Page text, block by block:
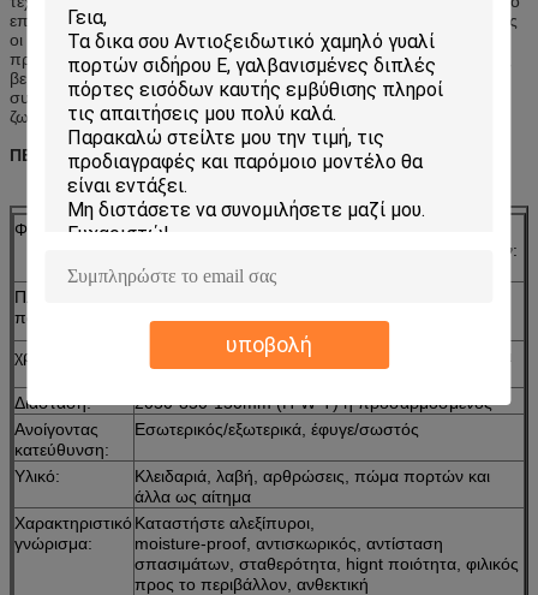
υποβολή
επίπεδο σταθμών δοκιμής ακριβώς και έπειτα πιστοποιούν ότι όλες
οι ανοχές και αποκαλύπτουν είναι στην ευθυγράμμιση και στην
προδιαγραφή. Αυτό το πρόσθετο βήμα στη διαδικασία παραγωγής
βεβαιώνει τους πελάτες μας μια άνευ ραφής εγκατάσταση και μια
συνεπής ποιότητα. Αυτές οι πόρτες χτίζονται για να διαρκέσουν τη
ζωή του σπιτιού σας!
ΠΕΡΙΓΡΑΦΗ ΠΡΟΪΟΝΤΩΝ
Φύλλο πορτών:HDF+solid ξύλινη +natural ξύλινη ζωγραφική
καπλαμάδων +PU έλατου, πάχος φύλλων πορτών:
45mm
Πλαίσιο
πορτών:
wood+painting, πάχος πλαισίων πορτών: 40mm
χρώμα:
Sapele, μαύρο ξύλο καρυδιάς, κεράσι, δρύινος και
Διάσταση:
2050*850*150mm (H*W*T) ή προσαρμοσμένος
Ανοίγοντας
κατεύθυνση:
Εσωτερικός/εξωτερικά, έφυγε/σωστός
Υλικό:
Κλειδαριά, λαβή, αρθρώσεις, πώμα πορτών και
άλλα ως αίτημα
Χαρακτηριστικό
γνώρισμα:
Καταστήστε αλεξίπυροι,
moisture-proof, αντισκωρικός, αντίσταση
σπασιμάτων, σταθερότητα, hignt ποιότητα, φιλικός
προς το περιβάλλον, ανθεκτική